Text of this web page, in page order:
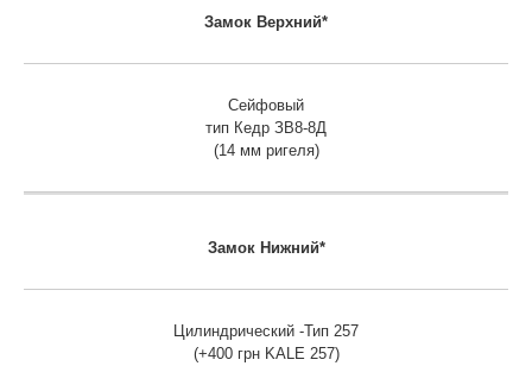
Замок Верхний*
Сейфовый
тип Кедр ЗВ8-8Д
(14 мм ригеля)
ЗамокНижний*
Цилиндрический -Тип 257
(+400 грн KALE 257)